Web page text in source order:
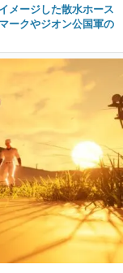
メージした散水ホース
ークやジオン公国軍の